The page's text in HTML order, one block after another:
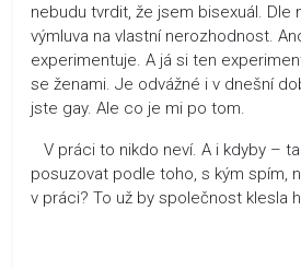
nebudu tvrdit, že jsem bisexuál. Dle
výmluva na vlastní nerozhodnost.
experimentuje. A já si ten
se ženami. Je odvážné i v dnešní
jste gay. Ale co je mi po tom.
V práci to nikdo neví. A i kdyby –
posuzovat podle toho, s kým spím,
v práci? To už by společnost klesla